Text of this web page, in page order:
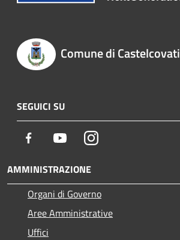
Comune di Castelcovati
SEGUICI SU
Facebook YoutubeInstagram
AMMINISTRAZIONE
Organi di Governo
Aree Amministrative
Uffici